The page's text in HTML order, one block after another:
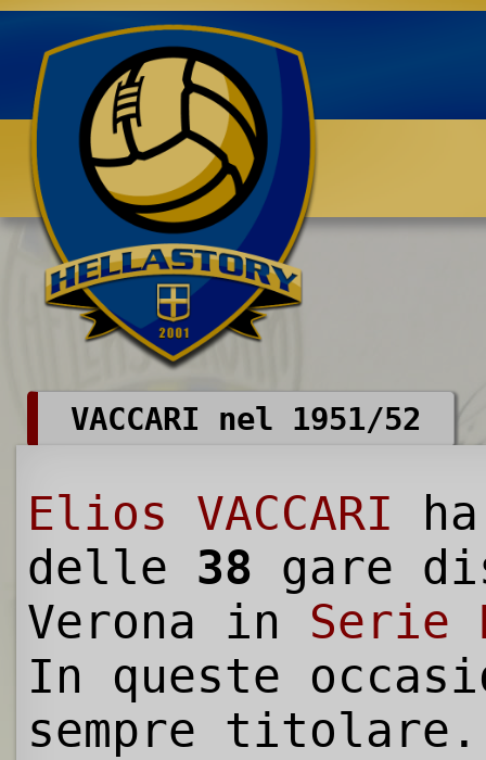
Benvenuti su HELLASTORY.net
VACCARI nel 1951/52
Elios VACCARI
delle 38 gare
Verona in Serie
In queste
sempre titolare.